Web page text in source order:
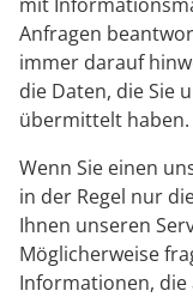
Anfragen
immer darauf
die Daten, die Sie
übermittelt haben.
Wenn Sie einen
in der Regel nur
Ihnen unseren
Möglicherweise
Informationen,